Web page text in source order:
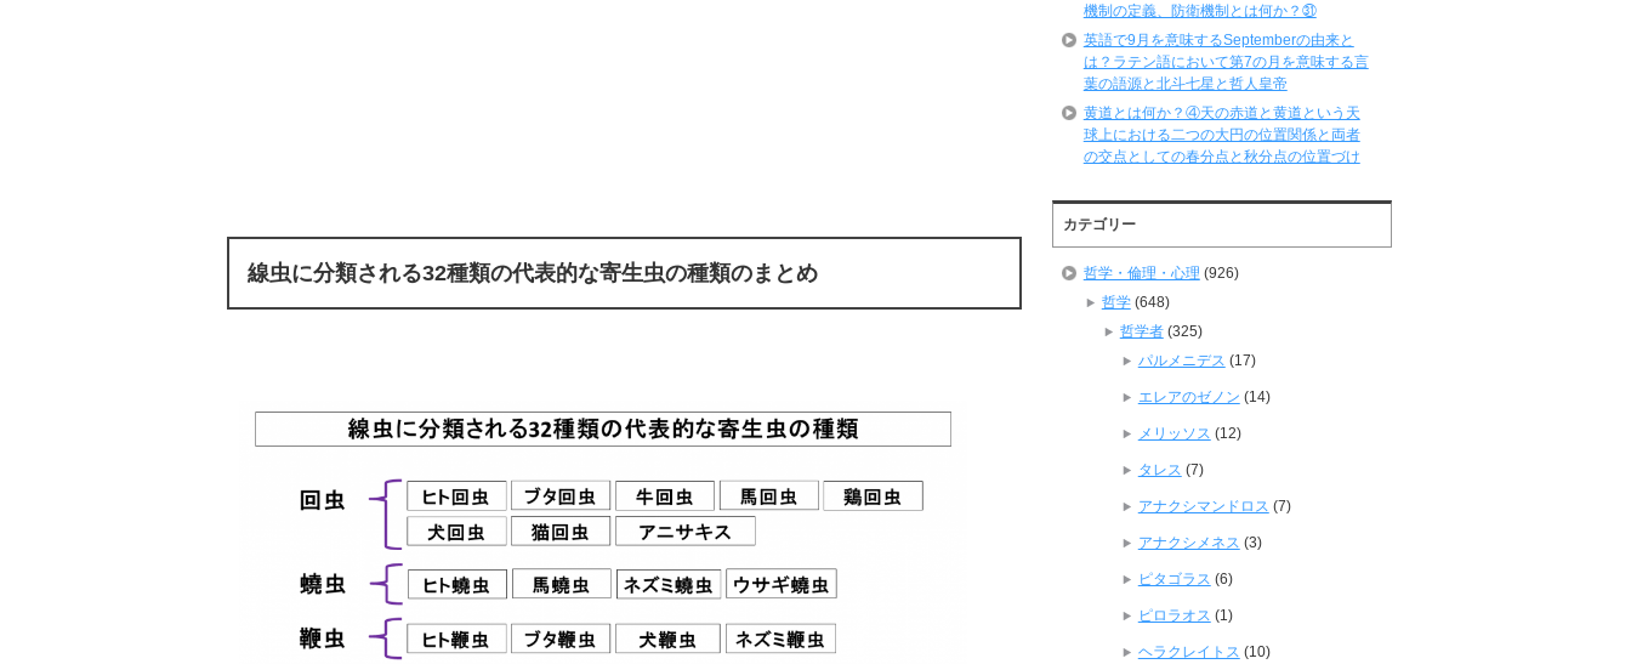
線虫に分類される32種類の代表的な寄生虫の種類のまとめ
機制の定義、防衛機制とは何か？㉛
英語で9月を意味するSeptemberの由来と
は？ラテン語において第7の月を意味する言
葉の語源と北斗七星と哲人皇帝
黄道とは何か？④天の赤道と黄道という天
球上における二つの大円の位置関係と両者
の交点としての春分点と秋分点の位置づけ
カテゴリー
哲学・倫理・心理 (926)
哲学(648)
哲学者(325)
パルメニデス (17)
エレアのゼノン (14)
メリッソス (12)
タレス (7)
アナクシマンドロス (7)
アナクシメネス (3)
ピタゴラス (6)
ピロラオス (1)
ヘラクレイトス (10)